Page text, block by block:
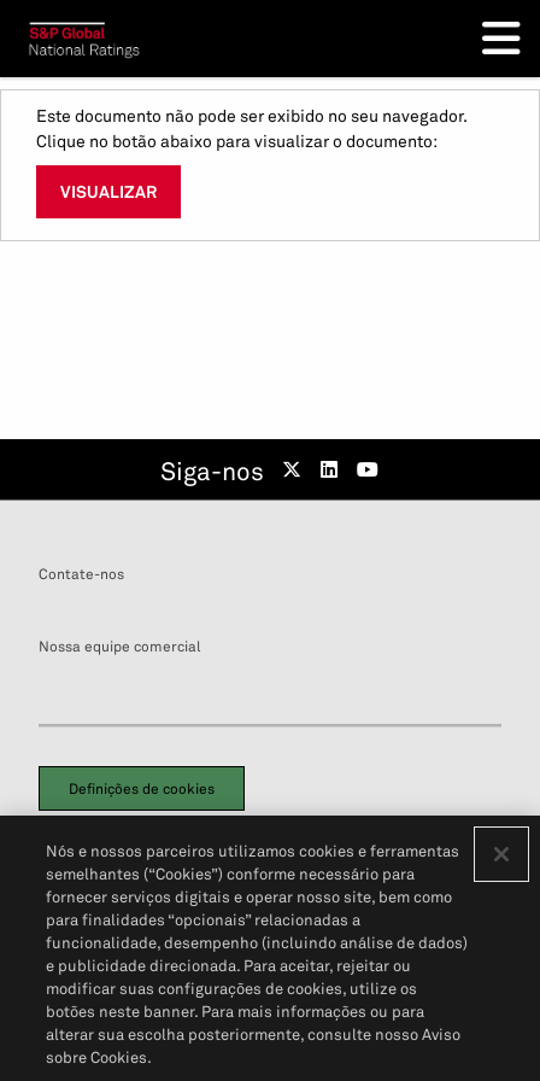
Este documento não pode ser exibido no seu navegador.
Clique no botão abaixo para visualizar o documento:
VISUALIZAR
Siga-nos
Contate-nos
Nossa equipe comercial
Definições de cookies
Política de PrivacidadePortal de privacidade do cliente (em inglês)
Não Venda Minhas Informações Pessoais© 2026 S&P Global
Nós e nossos parceiros utilizamos cookies e ferramentas
semelhantes (“Cookies”) conforme necessário para
fornecer serviços digitais e operar nosso site, bem como
para finalidades “opcionais” relacionadas a
funcionalidade, desempenho (incluindo análise de dados)
e publicidade direcionada. Para aceitar, rejeitar ou
modificar suas configurações de cookies, utilize os
botões neste banner. Para mais informações ou para
alterar sua escolha posteriormente, consulte nosso Aviso
sobre Cookies.